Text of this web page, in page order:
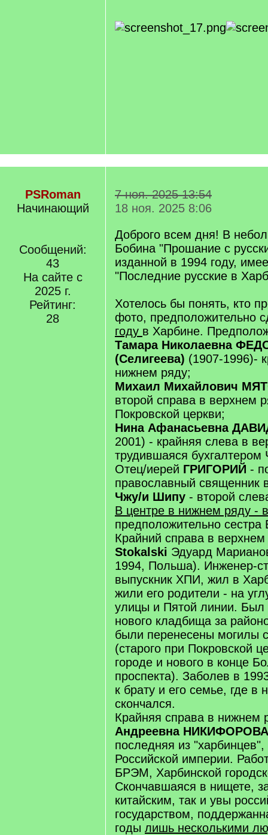
PSRoman
Начинающий
Сообщений:
43
На сайте с
2025 г.
Рейтинг:
28
7 ноя. 2025 13:54
18 ноя. 2025 8:06
Доброго всем дня! В
Бобина "Прошание с
изданной в 1994 году,
"Последние русские в
Хотелось бы понять, кто
фото, предположительно
году в Харбине.
Тамара Николаевна
(Селигеева) (1907-1996)-
нижнем ряду;
Михаил Михайлович
второй справа в верхнем
Покровской церкви;
Нина Афанасьевна
2001) - крайняя слева в
трудившаяся бухгалтером
Отец/иерей ГРИГОРИЙ -
православный священник
Чжу/и Шипу - второй
В центре в нижнем ряду -
предположительно
Крайний справа в
Stokalski Эдуард
1994, Польша). Инженер-
выпускник ХПИ, жил в
жили его родители - на
улицы и Пятой линии. Был
нового кладбища за
были перенесены могилы
(старого при Покровской
городе и нового в конце
проспекта). Заболев в
к брату и его семье, где в
скончался.
Крайняя справа в нижнем
Андреевна НИКИФОРОВА
последняя из
Российской империи.
БРЭМ, Харбинской
Скончавшаяся в нищете,
китайским, так и увы
государством,
годы лишь несколькими